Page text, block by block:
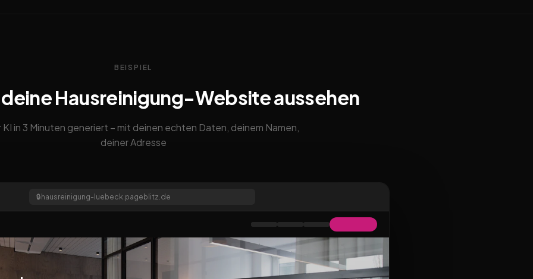
BEISPIEL
Hausreinigung-Website aussehen
KI in 3 Minuten generiert – mit deinen echten Daten, deinem Namen,
deiner Adresse
🔒 hausreinigung-luebeck.pageblitz.de